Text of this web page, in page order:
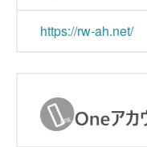
https://rw-ah.net/